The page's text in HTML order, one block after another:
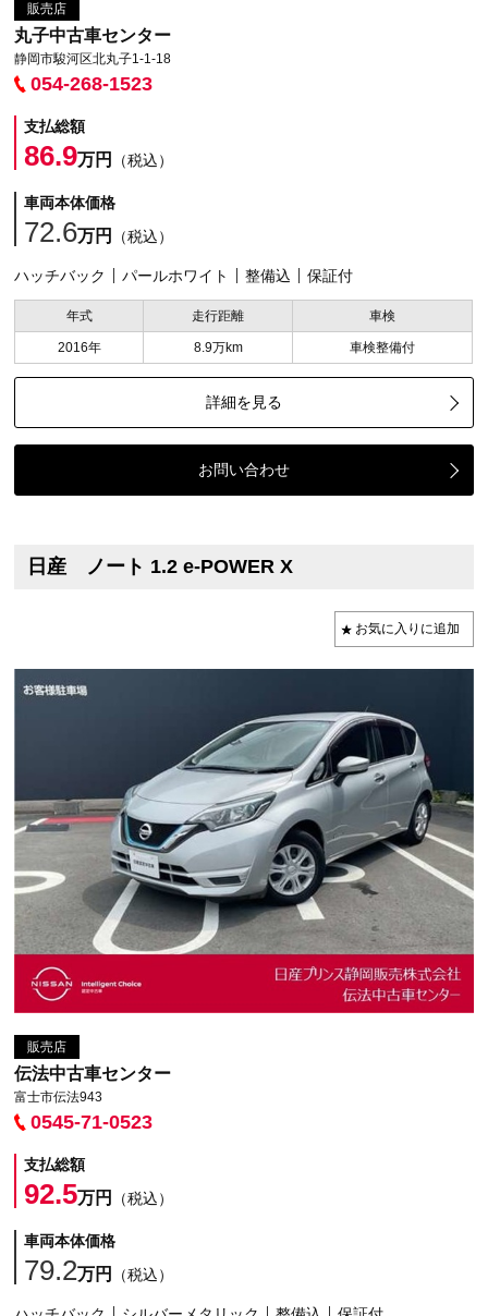
販売店
丸子中古車センター
静岡市駿河区北丸子1-1-18
054-268-1523
支払総額
86.9万円 （税込）
車両本体価格
72.6万円 （税込）
ハッチバック パールホワイト 整備込 保証付
年式 走行距離 車検
2016年 8.9万km 車検整備付
詳細を見る
お問い合わせ
日産 ノート 1.2 e-POWER X
販売店
伝法中古車センター
富士市伝法943
0545-71-0523
支払総額
92.5万円 （税込）
車両本体価格
79.2万円 （税込）